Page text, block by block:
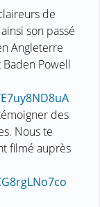
de
son passé
Angleterre
Powell
des
Nous te
filmé auprès